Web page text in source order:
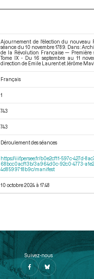
Ajournement de l'élection du nouveau
séance du 10 novembre 1789. Dans :
de la Révolution Française — Première
Tome IX - Du 16 septembre au 11
direction de Emile Laurent et Jérôme
Français
1
743
743
Déroulement des séances
https://iiif.persee.fr/b0e2cf11-597c-427d-
68bcc0acf13b/3a964d0c-92c0-4773-
4d8599718b9c/manifest
10 octobre 2024 à 17:48
Suivez-nous